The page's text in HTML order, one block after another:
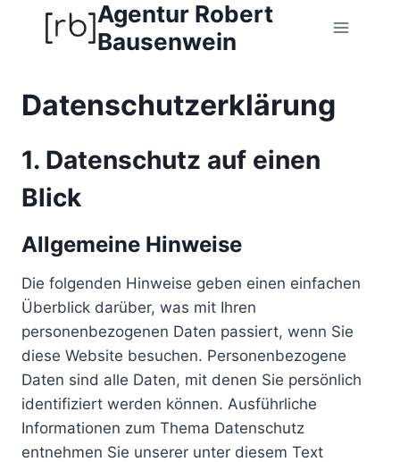
Agentur Robert
Bausenwein
Datenschutz­erklärung
1. Datenschutz auf einen
Blick
Allgemeine Hinweise
Die folgenden Hinweise geben einen einfachen
Überblick darüber, was mit Ihren
personenbezogenen Daten passiert, wenn Sie
diese Website besuchen. Personenbezogene
Daten sind alle Daten, mit denen Sie persönlich
identifiziert werden können. Ausführliche
Informationen zum Thema Datenschutz
entnehmen Sie unserer unter diesem Text